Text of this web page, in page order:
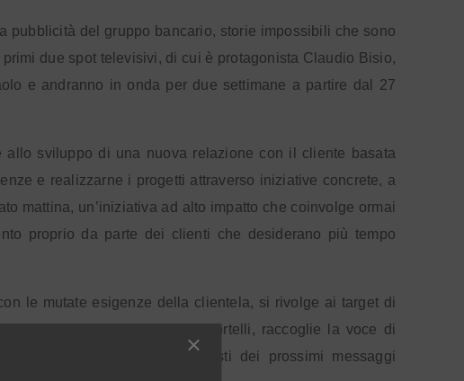
pubblicità del gruppo bancario, storie impossibili che sono
due spot televisivi, di cui è protagonista Claudio Bisio,
e andranno in onda per due settimane a partire dal 27
allo sviluppo di una nuova relazione con il cliente basata
e realizzarne i progetti attraverso iniziative concrete, a
mattina, un’iniziativa ad alto impatto che coinvolge ormai
proprio da parte dei clienti che desiderano più tempo
le mutate esigenze della clientela, si rivolge ai target di
10 milioni di clienti e 5.000 sportelli, raccoglie la voce di
che saranno protagonisti dei prossimi messaggi